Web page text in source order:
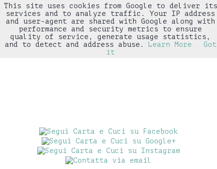
▼
This site uses cookies from Google to deliver its
services and to analyze traffic. Your IP address
and user-agent are shared with Google along with
performance and security metrics to ensure
quality of service, generate usage statistics,
and to detect and address abuse.
Learn More
Got
it